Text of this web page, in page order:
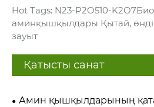
Hot Tags: N23-P2O510-
аминқышқылдары Қытай,
зауыт
Қатысты санат
Амин қышқылдарының